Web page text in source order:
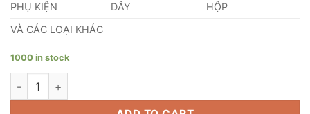
PHỤ KIỆN
DÂY
HỘP
VÀ CÁC LOẠI KHÁC
1000 in stock
Lá Căn Đồng Đỏ 0.72mm quantity